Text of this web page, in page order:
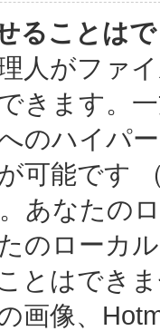
ることは
人がファ
きます。
のハイパ
可能です
あなたの
のローカ
とはでき
画像、